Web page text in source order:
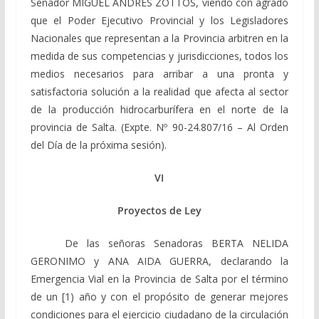
que el Poder Ejecutivo Provincial y los Legisladores
Nacionales que representan a la Provincia arbitren en la
medida de sus competencias y jurisdicciones, todos los
medios necesarios para arribar a una pronta y
satisfactoria solución a la realidad que afecta al sector
de la producción hidrocarburífera en el norte de la
provincia de Salta. (Expte. Nº 90-24.807/16 – Al Orden
del Día de la próxima sesión).
VI
Proyectos de Ley
De las señoras Senadoras BERTA NELIDA
GERONIMO y ANA AIDA GUERRA, declarando la
Emergencia Vial en la Provincia de Salta por el término
de un [1) año y con el propósito de generar mejores
condiciones para el ejercicio ciudadano de la circulación